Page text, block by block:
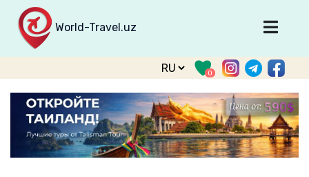
World-Travel.uz
Главная
Направления
Туры
Тур. фирмы
Табло прилета
0